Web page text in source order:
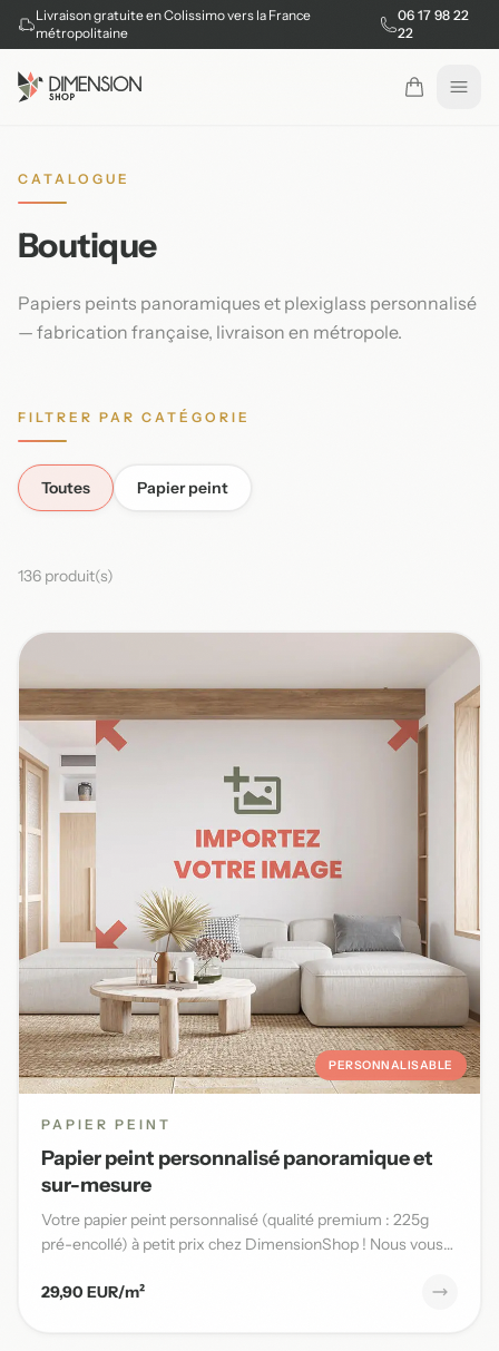
Livraison gratuite en Colissimo vers la France
métropolitaine
06 17 98 22
22
CATALOGUE
Boutique
Papiers peints panoramiques et plexiglass personnalisé
— fabrication française, livraison en métropole.
FILTRER PAR CATÉGORIE
Toutes Papier peint
136 produit(s)
PERSONNALISABLE
PAPIER PEINT
Papier peint personnalisé panoramique et
sur-mesure
Votre papier peint personnalisé (qualité premium : 225g
pré-encollé) à petit prix chez DimensionShop ! Nous vous
29,90 EUR/m²